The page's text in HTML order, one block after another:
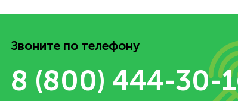
Звоните по телефону
8 (800) 444-30-